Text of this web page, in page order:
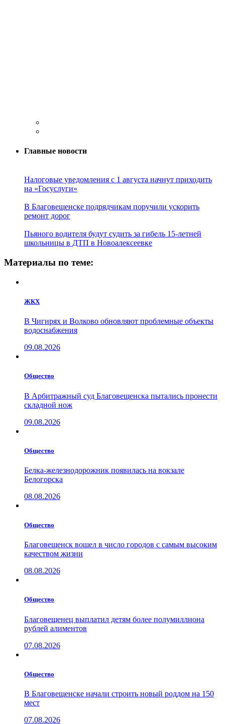
Главные новости
Налоговые уведомления с 1 августа начнут приходить
на «Госуслуги»
В Благовещенске подрядчикам поручили ускорить
ремонт дорог
Пьяного водителя будут судить за гибель 15-летней
школьницы в ДТП в Новоалексеевке
Материалы по теме:
ЖКХ
В Чигирях и Волково обновляют проблемные объекты
водоснабжения
09.08.2026
Общество
В Арбитражный суд Благовещенска пытались пронести
складной нож
09.08.2026
Общество
Белка-железнодорожник появилась на вокзале
Белогорска
08.08.2026
Общество
Благовещенск вошел в число городов с самым высоким
качеством жизни
08.08.2026
Общество
Благовещенец выплатил детям более полумиллиона
рублей алиментов
07.08.2026
Общество
В Благовещенске начали строить новый роддом на 150
мест
07.08.2026